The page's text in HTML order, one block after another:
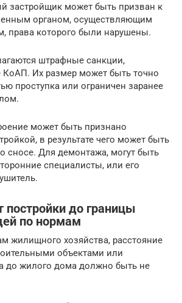
застройщик может быть призван к
органом, осуществляющим
права которого были нарушены.
штрафные санкции,
КоАП. Их размер может быть точно
проступка или ограничен заранее
может быть признано
в результате чего может быть
сносе. Для демонтажа, могут быть
специалисты, или его
постройки до границы
по нормам
жилищного хозяйства, расстояние
объектами или
до жилого дома должно быть не